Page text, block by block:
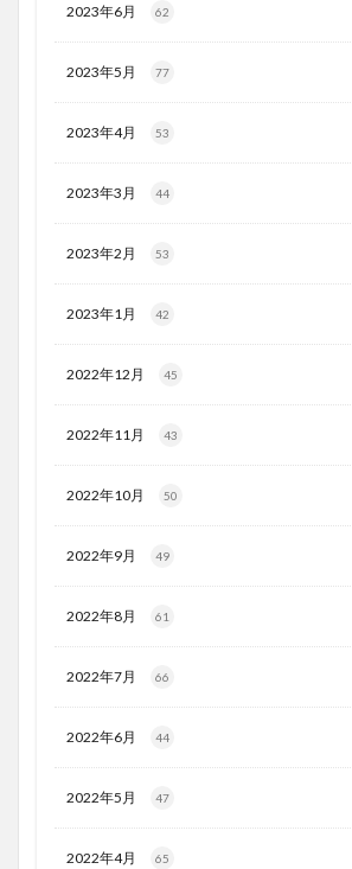
2023年6月 62
2023年5月 77
2023年4月 53
2023年3月 44
2023年2月 53
2023年1月 42
2022年12月 45
2022年11月 43
2022年10月 50
2022年9月 49
2022年8月 61
2022年7月 66
2022年6月 44
2022年5月 47
2022年4月 65